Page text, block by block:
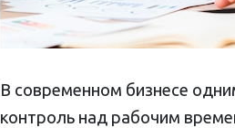
В современном бизнесе
контроль над рабочим